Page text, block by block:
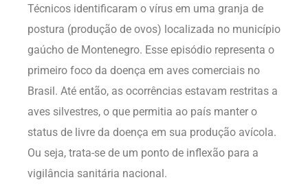
Técnicos identificaram o vírus em uma granja de
postura (produção de ovos) localizada no município
gaúcho de Montenegro. Esse episódio representa o
primeiro foco da doença em aves comerciais no
Brasil. Até então, as ocorrências estavam restritas a
aves silvestres, o que permitia ao país manter o
status de livre da doença em sua produção avícola.
Ou seja, trata-se de um ponto de inflexão para a
vigilância sanitária nacional.